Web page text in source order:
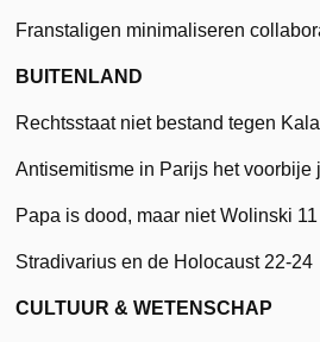
Franstaligen minimaliseren
BUITENLAND
Rechtsstaat niet bestand tegen
Antisemitisme in Parijs het voorbije
Papa is dood, maar niet Wolinski 11
Stradivarius en de Holocaust 22-24
CULTUUR & WETENSCHAP